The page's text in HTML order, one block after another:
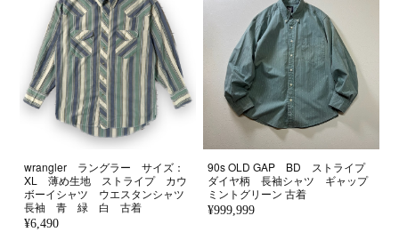
wrangler ラングラー サイズ：
XL 薄め生地 ストライプ カウ
ボーイシャツ ウエスタンシャツ
長袖 青 緑 白 古着
¥6,490
90s OLD GAP BD ストライプ
ダイヤ柄 長袖シャツ ギャップ
ミントグリーン 古着
¥999,999